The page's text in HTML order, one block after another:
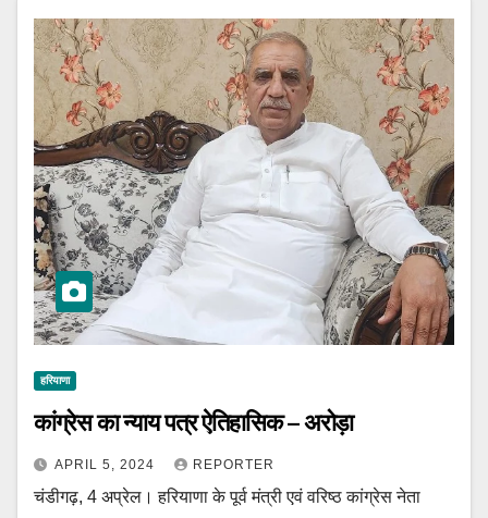
हरियाणा
कांग्रेस का न्याय पत्र ऐतिहासिक – अरोड़ा
APRIL 5, 2024 REPORTER
चंडीगढ़, 4 अप्रेल। हरियाणा के पूर्व मंत्री एवं वरिष्ठ कांग्रेस नेता